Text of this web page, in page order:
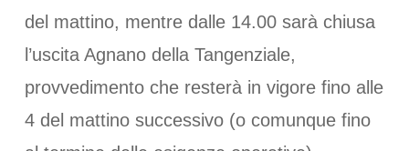
del mattino, mentre dalle 14.00 sarà chiusa
l’uscita Agnano della Tangenziale,
provvedimento che resterà in vigore fino alle
4 del mattino successivo (o comunque fino